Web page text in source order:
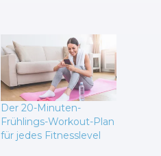
Der 20-Minuten-
Frühlings-Workout-Plan
für jedes Fitnesslevel